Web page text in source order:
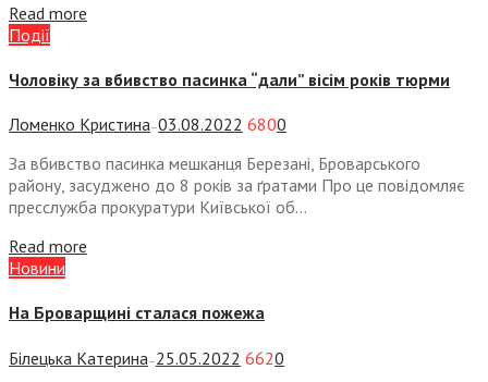
Read more
Події
Чоловіку за вбивство пасинка “дали” вісім років тюрми
Ломенко Кристина—03.08.2022 6800
За вбивство пасинка мешканця Березані, Броварського
району, засуджено до 8 років за ґратами Про це повідомляє
пресслужба прокуратури Київської об...
Read more
Новини
На Броварщині сталася пожежа
Білецька Катерина — 25.05.2022 6620